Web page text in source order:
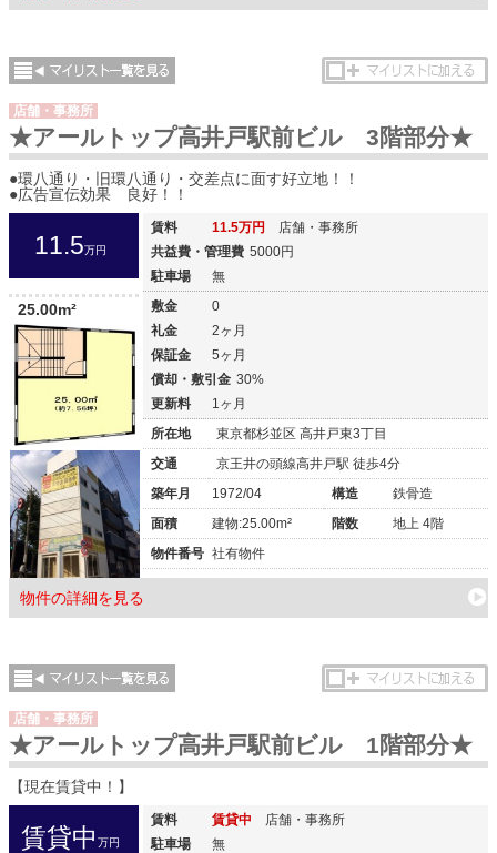
店舗・事務所
★アールトップ高井戸駅前ビル 3階部分★
●環八通り・旧環八通り・交差点に面す好立地！！
●広告宣伝効果 良好！！
11.5万円
25.00m²
物件の詳細を見る
賃料 11.5万円
店舗・事務所
共益費・管理費 5000円
駐車場
無
敷金
0
礼金
2ヶ月
保証金
5ヶ月
償却・敷引金 30%
更新料
1ヶ月
所在地
東京都杉並区 高井戸東3丁目
交通
京王井の頭線高井戸駅 徒歩4分
築年月
1972/04 構造
鉄骨造
面積
建物:25.00m² 階数
地上 4階
物件番号 社有物件
店舗・事務所
★アールトップ高井戸駅前ビル 1階部分★
【現在賃貸中！】
賃貸中 万円
賃料 賃貸中
店舗・事務所
駐車場
無